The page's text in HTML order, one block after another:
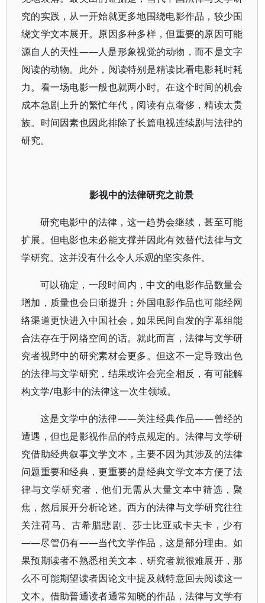
究的实践，从一开始就更多地围绕电影作品，较少围
绕文学文本展开。原因多种多样，但重要的原因可能
源自人的天性——人是形象视觉的动物，而不是文字
阅读的动物。此外，阅读特别是精读比看电影耗时耗
力。看一场电影一般也就两小时。在这个时间的机会
成本急剧上升的繁忙年代，阅读有点奢侈，精读太贵
族。时间因素也因此排除了长篇电视连续剧与法律的
研究。
影视中的法律研究之前景
研究电影中的法律，这一趋势会继续，甚至可能
扩展。但电影也未必能支撑并因此有效替代法律与文
学研究。这并没有什么令人乐观的坚实条件。
可以确定，一段时间内，中文的电影作品数量会
增加，质量也会日渐提升；外国电影作品也可能经网
络渠道更快进入中国社会，如果民间自发的字幕组能
合法存在于网络空间的话。就此而言，法律与文学研
究者视野中的研究素材会更多。但这不一定导致出色
的法律与文学研究，结果或许会完全相反，有可能解
构文学/电影中的法律这一次生领域。
这是文学中的法律——关注经典作品——曾经的
遭遇，但也是影视作品的特点规定的。法律与文学研
究借助经典叙事文学文本，主要不因为其涉及的法律
问题重要和经典，更重要的是经典文学文本方便了法
律与文学研究者，他们无需从大量文本中筛选，聚
焦，然后展开分析论述。西方的法律与文学研究往往
关注荷马、古希腊悲剧、莎士比亚或卡夫卡，少有
——尽管仍有——当代文学作品，这是部分理由。如
果预期读者不熟悉相关文本，研究者就很难展开，那
么不可能期望读者因论文中提及就特意回去阅读这一
文本。借助普通读者通常知晓的作品，法律与文学有